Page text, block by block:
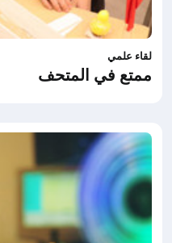
لقاء علمي
ممتع في المتحف